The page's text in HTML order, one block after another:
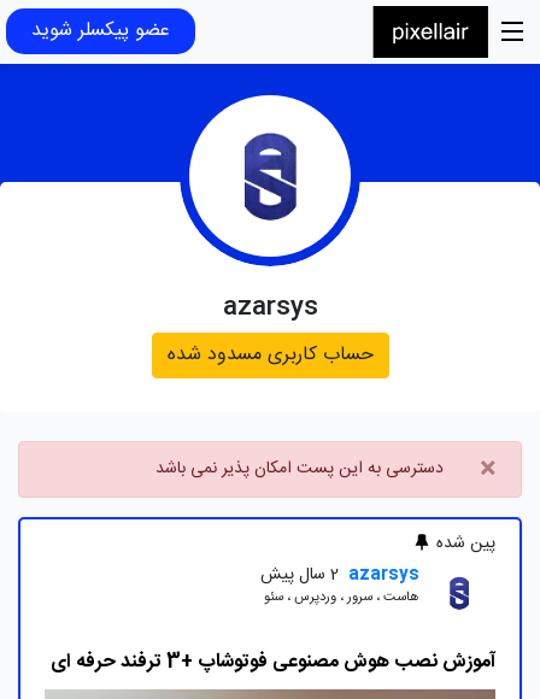
عضو پیکسلر شوید
azarsys
حساب کاربری مسدود شده
× دسترسی به این پست امکان پذیر نمی باشد
پین شده
azarsys 2 سال پیش
هاست ، سرور ، وردپرس ، سئو
آموزش نصب هوش مصنوعی فوتوشاپ +3 ترفند حرفه ای